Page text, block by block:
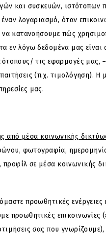
και συσκευών, ιστότοπων
λογαριασμό, όταν
κατανοήσουμε πώς
εν λόγω δεδομένα μας είναι
τις εφαρμογές μας,
(π.χ. τιμολόγηση). Η
μας.
από μέσα κοινωνικής
φωτογραφία,
σε μέσα κοινωνικής
προωθητικές ενέργειες
προωθητικές επικοινωνίες
σας που